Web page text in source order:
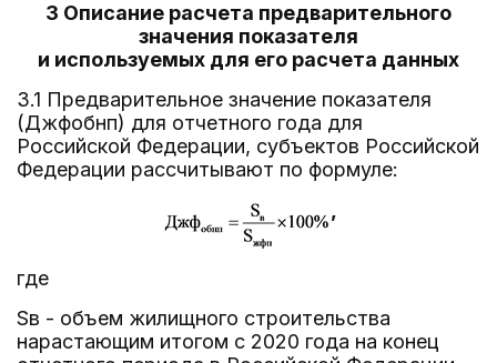
3 Описание расчета предварительного
значения показателя
и используемых для его расчета данных
3.1 Предварительное значение показателя
(Джфобнп) для отчетного года для
Российской Федерации, субъектов Российской
Федерации рассчитывают по формуле:
где
Sв - объем жилищного строительства
нарастающим итогом с 2020 года на конец